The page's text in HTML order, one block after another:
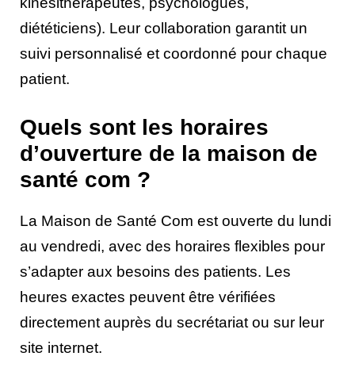
diététiciens). Leur collaboration garantit un
suivi personnalisé et coordonné pour chaque
patient.
Quels sont les horaires
d’ouverture de la maison de
santé com ?
La Maison de Santé Com est ouverte du lundi
au vendredi, avec des horaires flexibles pour
s’adapter aux besoins des patients. Les
heures exactes peuvent être vérifiées
directement auprès du secrétariat ou sur leur
site internet.